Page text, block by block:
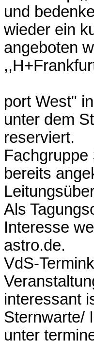
und
wieder ein
angeboten
port West"
unter dem
reserviert.
bereits
Als
Interesse
astro.de.
VdS-
interessant
Sternwarte/
unter